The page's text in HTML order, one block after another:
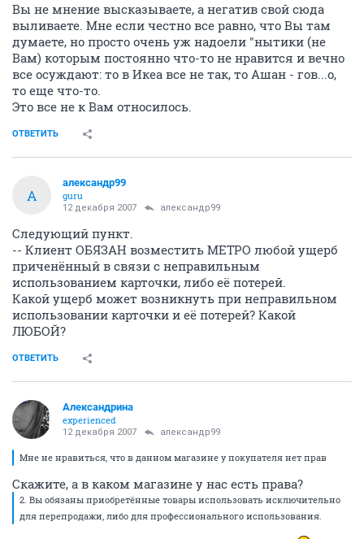
Вы не мнение высказываете, а негатив свой сюда
выливаете. Мне если честно все равно, что Вы там
думаете, но просто очень уж надоели "нытики (не
Вам) которым постоянно что-то не нравится и вечно
все осуждают: то в Икеа все не так, то Ашан - гов...о,
то еще что-то.
Это все не к Вам относилось.
ОТВЕТИТЬ
А
александр99
guru
12 декабря 2007 александр99
Следующий пункт.
-- Клиент ОБЯЗАН возместить МЕТРО любой ущерб
приченённый в связи с неправильным
использованием карточки, либо её потерей.
Какой ущерб может возникнуть при неправильном
использовании карточки и её потерей? Какой
ЛЮБОЙ?
ОТВЕТИТЬ
Александрина
experienced
12 декабря 2007 александр99
Мне не нравиться, что в данном магазине у покупателя нет прав
Скажите, а в каком магазине у нас есть права?
2. Вы обязаны приобретённые товары использовать исключительно
для перепродажи, либо для профессионального использования.